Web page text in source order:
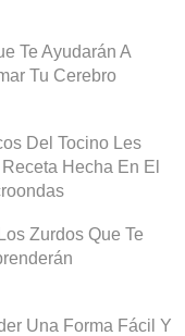
Te Ayudarán A
Tu Cerebro
Del Tocino Les
Hecha En El
Zurdos Que Te
Una Forma Fácil Y